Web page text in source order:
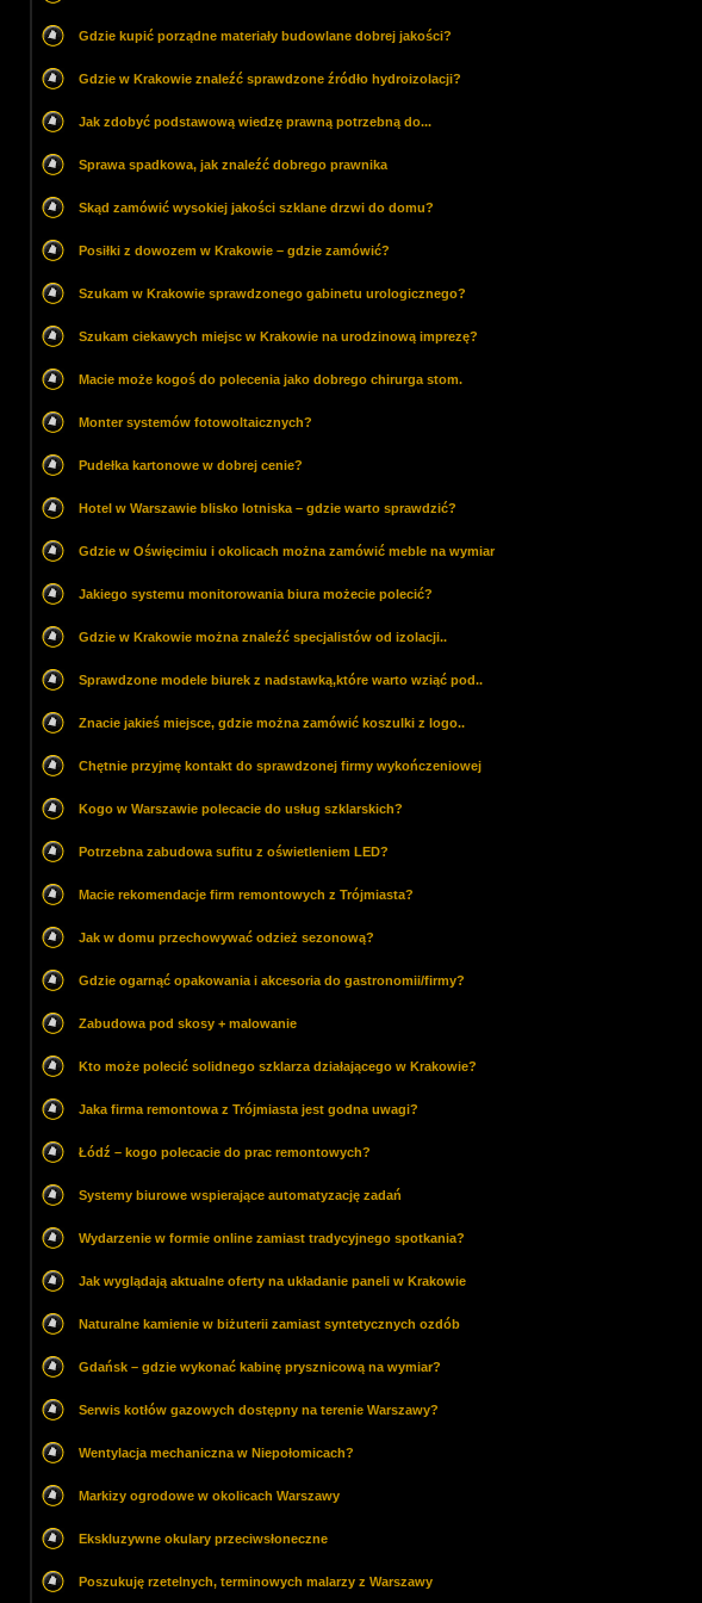
Gdzie kupić porządne materiały budowlane dobrej jakości?
Gdzie w Krakowie znaleźć sprawdzone źródło hydroizolacji?
Jak zdobyć podstawową wiedzę prawną potrzebną do...
Sprawa spadkowa, jak znaleźć dobrego prawnika
Skąd zamówić wysokiej jakości szklane drzwi do domu?
Posiłki z dowozem w Krakowie – gdzie zamówić?
Szukam w Krakowie sprawdzonego gabinetu urologicznego?
Szukam ciekawych miejsc w Krakowie na urodzinową imprezę?
Macie może kogoś do polecenia jako dobrego chirurga stom.
Monter systemów fotowoltaicznych?
Pudełka kartonowe w dobrej cenie?
Hotel w Warszawie blisko lotniska – gdzie warto sprawdzić?
Gdzie w Oświęcimiu i okolicach można zamówić meble na wymiar
Jakiego systemu monitorowania biura możecie polecić?
Gdzie w Krakowie można znaleźć specjalistów od izolacji..
Sprawdzone modele biurek z nadstawką,które warto wziąć pod..
Znacie jakieś miejsce, gdzie można zamówić koszulki z logo..
Chętnie przyjmę kontakt do sprawdzonej firmy wykończeniowej
Kogo w Warszawie polecacie do usług szklarskich?
Potrzebna zabudowa sufitu z oświetleniem LED?
Macie rekomendacje firm remontowych z Trójmiasta?
Jak w domu przechowywać odzież sezonową?
Gdzie ogarnąć opakowania i akcesoria do gastronomii/firmy?
Zabudowa pod skosy + malowanie
Kto może polecić solidnego szklarza działającego w Krakowie?
Jaka firma remontowa z Trójmiasta jest godna uwagi?
Łódź – kogo polecacie do prac remontowych?
Systemy biurowe wspierające automatyzację zadań
Wydarzenie w formie online zamiast tradycyjnego spotkania?
Jak wyglądają aktualne oferty na układanie paneli w Krakowie
Naturalne kamienie w biżuterii zamiast syntetycznych ozdób
Gdańsk – gdzie wykonać kabinę prysznicową na wymiar?
Serwis kotłów gazowych dostępny na terenie Warszawy?
Wentylacja mechaniczna w Niepołomicach?
Markizy ogrodowe w okolicach Warszawy
Ekskluzywne okulary przeciwsłoneczne
Poszukuję rzetelnych, terminowych malarzy z Warszawy